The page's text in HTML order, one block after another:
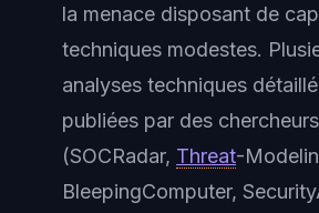
la menace disposant de
techniques modestes.
analyses techniques
publiées par des
(SOCRadar, Threat-
BleepingComputer,